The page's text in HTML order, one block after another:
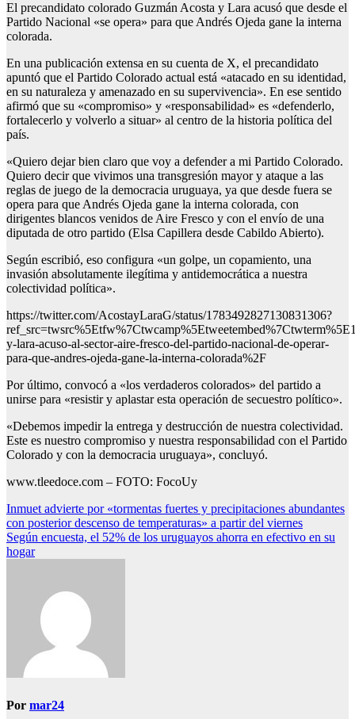
El precandidato colorado Guzmán Acosta y Lara acusó que desde el
Partido Nacional «se opera» para que Andrés Ojeda gane la interna
colorada.
En una publicación extensa en su cuenta de X, el precandidato
apuntó que el Partido Colorado actual está «atacado en su identidad,
en su naturaleza y amenazado en su supervivencia». En ese sentido
afirmó que su «compromiso» y «responsabilidad» es «defenderlo,
fortalecerlo y volverlo a situar» al centro de la historia política del
país.
«Quiero dejar bien claro que voy a defender a mi Partido Colorado.
Quiero decir que vivimos una transgresión mayor y ataque a las
reglas de juego de la democracia uruguaya, ya que desde fuera se
opera para que Andrés Ojeda gane la interna colorada, con
dirigentes blancos venidos de Aire Fresco y con el envío de una
diputada de otro partido (Elsa Capillera desde Cabildo Abierto).
Según escribió, eso configura «un golpe, un copamiento, una
invasión absolutamente ilegítima y antidemocrática a nuestra
colectividad política».
https://twitter.com/AcostayLaraG/status/1783492827130831306?
y-lara-acuso-al-sector-aire-fresco-del-partido-nacional-de-operar-
para-que-andres-ojeda-gane-la-interna-colorada%2F
Por último, convocó a «los verdaderos colorados» del partido a
unirse para «resistir y aplastar esta operación de secuestro político».
«Debemos impedir la entrega y destrucción de nuestra colectividad.
Este es nuestro compromiso y nuestra responsabilidad con el Partido
Colorado y con la democracia uruguaya», concluyó.
www.tleedoce.com – FOTO: FocoUy
Navegación
de
entradas
Inmuet advierte por «tormentas fuertes y precipitaciones abundantes
con posterior descenso de temperaturas» a partir del viernes
Según encuesta, el 52% de los uruguayos ahorra en efectivo en su
hogar
Por mar24